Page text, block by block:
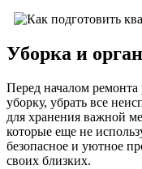
Уборка и
Перед началом ремонта
уборку, убрать все
для хранения важной
которые еще не
безопасное и уютное
своих близких.